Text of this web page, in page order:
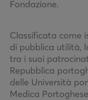
Fondazione.
Classificata come
di pubblica utilità,
tra i suoi
Repubblica
delle Università
Medica